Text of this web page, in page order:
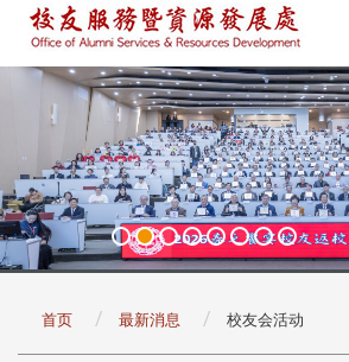
首页 最新消息 校友会活动